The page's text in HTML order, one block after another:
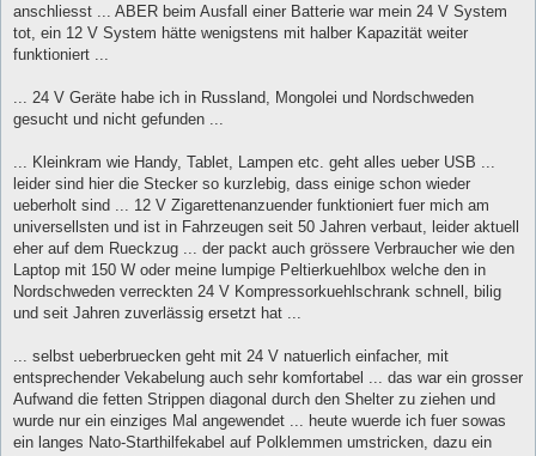
anschliesst ... ABER beim Ausfall einer Batterie war mein 24 V System
tot, ein 12 V System hätte wenigstens mit halber Kapazität weiter
funktioniert ...
... 24 V Geräte habe ich in Russland, Mongolei und Nordschweden
gesucht und nicht gefunden ...
... Kleinkram wie Handy, Tablet, Lampen etc. geht alles ueber USB ...
leider sind hier die Stecker so kurzlebig, dass einige schon wieder
ueberholt sind ... 12 V Zigarettenanzuender funktioniert fuer mich am
universellsten und ist in Fahrzeugen seit 50 Jahren verbaut, leider aktuell
eher auf dem Rueckzug ... der packt auch grössere Verbraucher wie den
Laptop mit 150 W oder meine lumpige Peltierkuehlbox welche den in
Nordschweden verreckten 24 V Kompressorkuehlschrank schnell, bilig
und seit Jahren zuverlässig ersetzt hat ...
... selbst ueberbruecken geht mit 24 V natuerlich einfacher, mit
entsprechender Vekabelung auch sehr komfortabel ... das war ein grosser
Aufwand die fetten Strippen diagonal durch den Shelter zu ziehen und
wurde nur ein einziges Mal angewendet ... heute wuerde ich fuer sowas
ein langes Nato-Starthilfekabel auf Polklemmen umstricken, dazu ein